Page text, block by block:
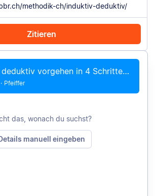
Zitieren
Mit Chrome zitieren Manuell zitieren
Induktiv und deduktiv vorgehen in 4 Schritten – So geht&#8217;s!
· Pfeiffer
das, wonach du suchst?
manuell eingeben